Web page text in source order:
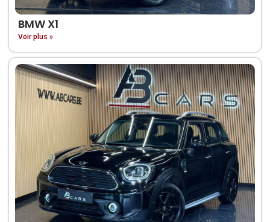
BMW X1
Voir plus »